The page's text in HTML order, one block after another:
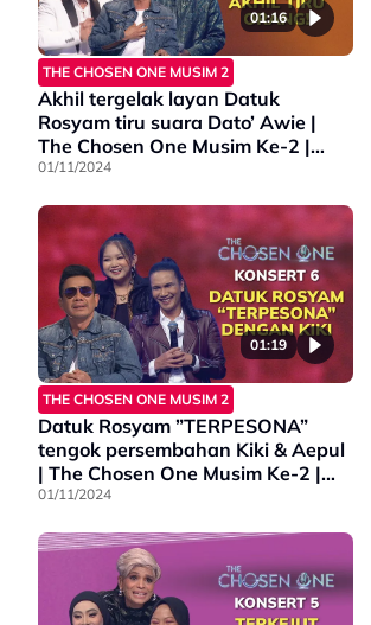
01:16
THE CHOSEN ONE MUSIM 2
Akhil tergelak layan Datuk
Rosyam tiru suara Dato’ Awie |
The Chosen One Musim Ke-2 |
Konsert 6
01/11/2024
01:19
THE CHOSEN ONE MUSIM 2
Datuk Rosyam ”TERPESONA”
tengok persembahan Kiki & Aepul
| The Chosen One Musim Ke-2 |
Konsert 6
01/11/2024